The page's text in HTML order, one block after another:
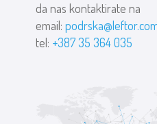
da nas kontaktirate na
email:
tel: +387 35 364 035